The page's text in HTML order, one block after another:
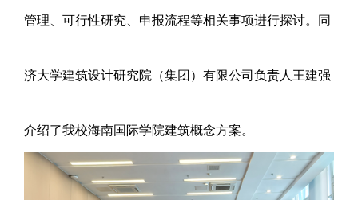
管理、可行性研究、申报流程等相关事项进行探讨。同
济大学建筑设计研究院（集团）有限公司负责人王建强
介绍了我校海南国际学院建筑概念方案。